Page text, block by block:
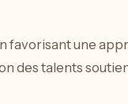
favorisant une
talents